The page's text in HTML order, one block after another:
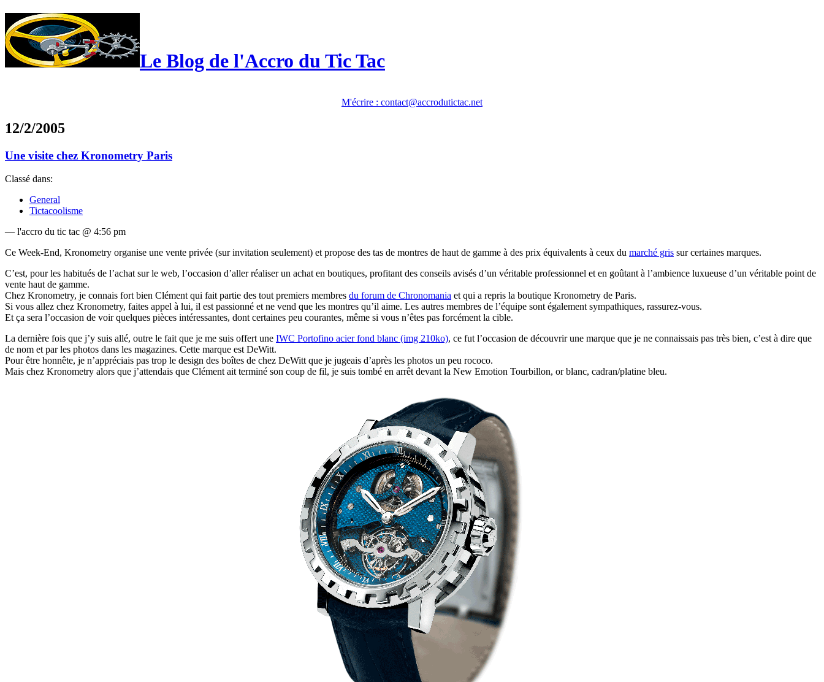
Le Blog de l'Accro du Tic Tac
M'écrire : contact@accrodutictac.net
12/2/2005
Une visite chez Kronometry Paris
Classé dans:
General
Tictacoolisme
— l'accro du tic tac @ 4:56 pm
Ce Week-End, Kronometry organise une vente privée (sur invitation seulement) et propose des tas de montres de haut de gamme à des prix équivalents à ceux du marché gris sur certaines marques.
C’est, pour les habitués de l’achat sur le web, l’occasion d’aller réaliser un achat en boutiques, profitant des conseils avisés d’un véritable professionnel et en goûtant à l’ambience luxueuse d’un véritable point de
vente haut de gamme.
Chez Kronometry, je connais fort bien Clément qui fait partie des tout premiers membres du forum de Chronomania et qui a repris la boutique Kronometry de Paris.
Si vous allez chez Kronometry, faites appel à lui, il est passionné et ne vend que les montres qu’il aime. Les autres membres de l’équipe sont également sympathiques, rassurez-vous.
Et ça sera l’occasion de voir quelques pièces intéressantes, dont certaines peu courantes, même si vous n’êtes pas forcément la cible.
La dernière fois que j’y suis allé, outre le fait que je me suis offert une IWC Portofino acier fond blanc (img 210ko), ce fut l’occasion de découvrir une marque que je ne connaissais pas très bien, c’est à dire que
de nom et par les photos dans les magazines. Cette marque est DeWitt.
Pour être honnête, je n’appréciais pas trop le design des boîtes de chez DeWitt que je jugeais d’après les photos un peu rococo.
Mais chez Kronometry alors que j’attendais que Clément ait terminé son coup de fil, je suis tombé en arrêt devant la New Emotion Tourbillon, or blanc, cadran/platine bleu.